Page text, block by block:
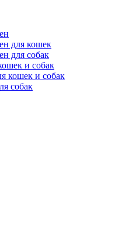
для кошек
для собак
и собак
кошек и собак
собак